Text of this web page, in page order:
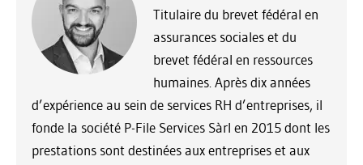
Titulaire du brevet fédéral en
assurances sociales et du
brevet fédéral en ressources
humaines. Après dix années
d’expérience au sein de services RH d’entreprises, il
fonde la société P-File Services Sàrl en 2015 dont les
prestations sont destinées aux entreprises et aux